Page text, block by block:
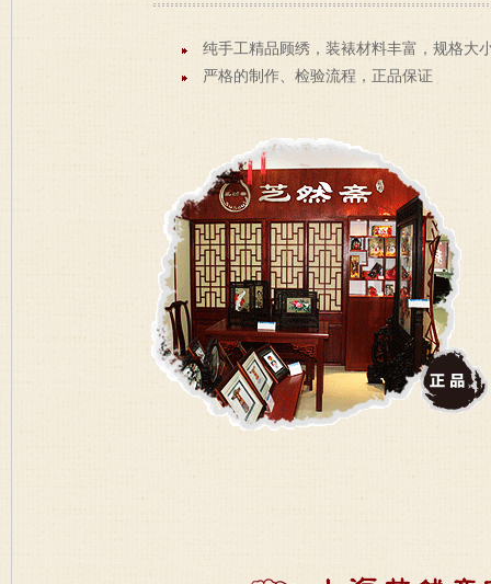
纯手工精品顾绣，装裱材料丰富，规格大
严格的制作、检验流程，正品保证